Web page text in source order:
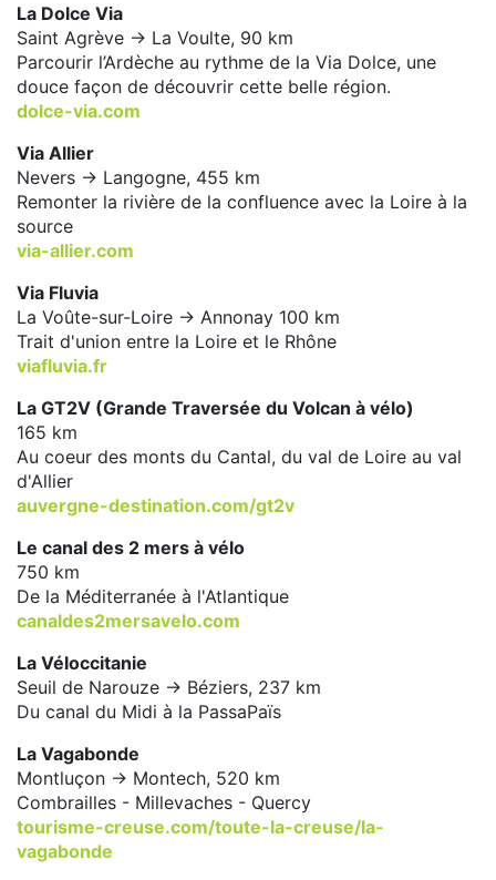
La Dolce Via
Saint Agrève -> La Voulte, 90 km
Parcourir l’Ardèche au rythme de la Via Dolce, une
douce façon de découvrir cette belle région.
dolce-via.com
Via Allier
Nevers -> Langogne, 455 km
Remonter la rivière de la confluence avec la Loire à la
source
via-allier.com
Via Fluvia
La Voûte-sur-Loire -> Annonay 100 km
Trait d'union entre la Loire et le Rhône
viafluvia.fr
La GT2V (Grande Traversée du Volcan à vélo)
165 km
Au coeur des monts du Cantal, du val de Loire au val
d'Allier
auvergne-destination.com/gt2v
Le canal des 2 mers à vélo
750 km
De la Méditerranée à l'Atlantique
canaldes2mersavelo.com
La Véloccitanie
Seuil de Narouze -> Béziers, 237 km
Du canal du Midi à la PassaPaïs
La Vagabonde
Montluçon -> Montech, 520 km
Combrailles - Millevaches - Quercy
tourisme-creuse.com/toute-la-creuse/la-
vagabonde